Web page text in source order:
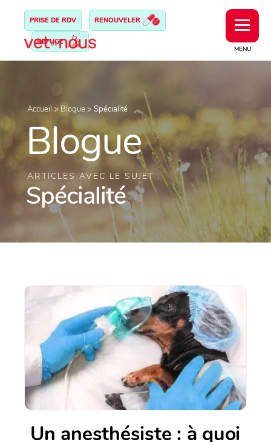
MENU
PRISE DE RDV RENOUVELER
REFUGE
Accueil > Blogue> Spécialité
Blogue
ARTICLES AVEC LE SUJET :
Spécialité
Un anesthésiste : à quoi